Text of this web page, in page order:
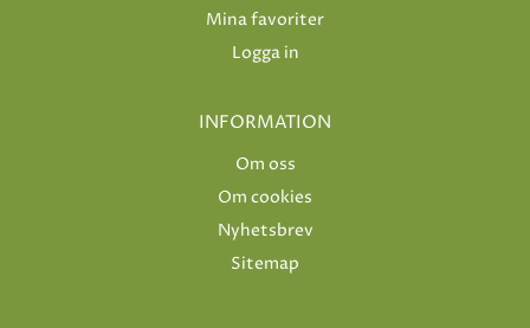
Mina favoriter
Logga in
INFORMATION
Om oss
Om cookies
Nyhetsbrev
Sitemap